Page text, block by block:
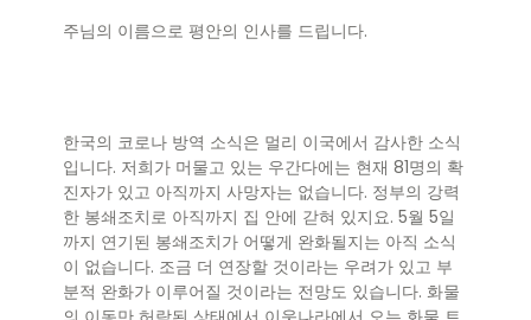
주님의 이름으로 평안의 인사를 드립니다.
한국의 코로나 방역 소식은 멀리 이국에서 감사한 소식
입니다. 저희가 머물고 있는 우간다에는 현재 81명의 확
진자가 있고 아직까지 사망자는 없습니다. 정부의 강력
한 봉쇄조치로 아직까지 집 안에 갇혀 있지요. 5월 5일
까지 연기된 봉쇄조치가 어떻게 완화될지는 아직 소식
이 없습니다. 조금 더 연장할 것이라는 우려가 있고 부
분적 완화가 이루어질 것이라는 전망도 있습니다. 화물